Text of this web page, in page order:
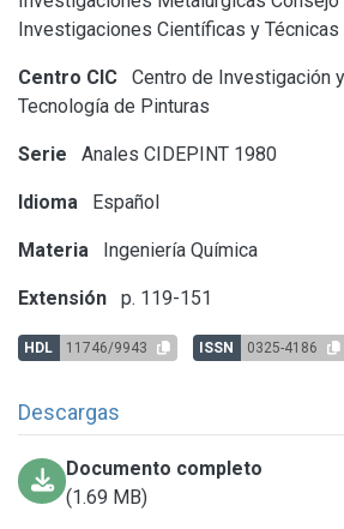
Investigaciones Científicas y Técnicas
Centro CIC
Centro de Investigación
Tecnología de Pinturas
Serie Anales CIDEPINT 1980
Idioma Español
Materia Ingeniería Química
Extensión p. 119-151
HDL 11746/9943 ISSN 0325-4186
Descargas
Documento completo
(1.69 MB)